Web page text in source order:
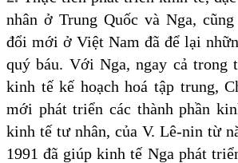
nhân ở Trung Quốc và Nga,
đổi mới ở Việt Nam đã để lại
quý báu. Với Nga, ngay cả trong
kinh tế kế hoạch hoá tập trung,
mới phát triển các thành phần
kinh tế tư nhân, của V. Lê-nin từ
1991 đã giúp kinh tế Nga phát